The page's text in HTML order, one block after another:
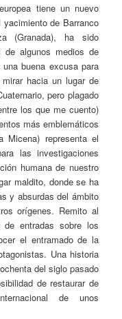
tiene un nuevo
de Barranco
(Granada), ha sido
algunos medios de
buena excusa para
hacia un lugar de
pero plagado
los que me cuento)
más emblemáticos
Micena) representa el
las investigaciones
humana de nuestro
maldito, donde se ha
y absurdas del ámbito
orígenes. Remito al
entradas sobre los
el entramado de la
Una historia
del siglo pasado
de restaurar de
de unos